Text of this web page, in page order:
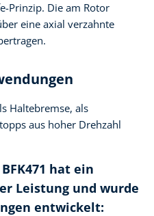
Prinzip. Die am Rotor
eine axial verzahnte
Haltebremse, als
aus hoher Drehzahl
hat ein
Leistung und wurde
entwickelt: